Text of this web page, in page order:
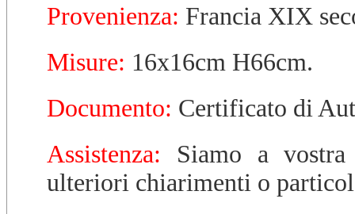
Provenienza: Francia XIX
Misure: 16x16cm H66cm.
Documento: Certificato di
Assistenza: Siamo a vostra
ulteriori chiarimenti o